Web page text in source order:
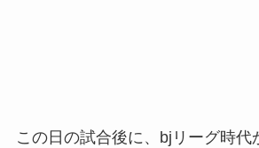
この日の試合後に、bjリーグ時代